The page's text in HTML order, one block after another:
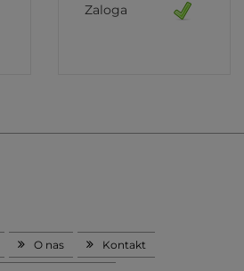
Zaloga
O nas Kontakt